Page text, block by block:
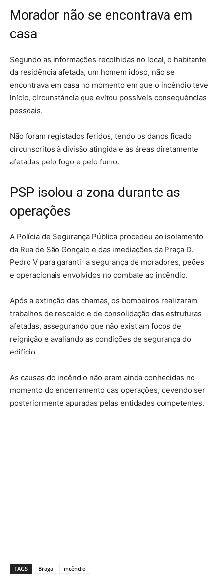
Morador não se encontrava em
casa
Segundo as informações recolhidas no local, o habitante
da residência afetada, um homem idoso, não se
encontrava em casa no momento em que o incêndio teve
início, circunstância que evitou possíveis consequências
pessoais.
Não foram registados feridos, tendo os danos ficado
circunscritos à divisão atingida e às áreas diretamente
afetadas pelo fogo e pelo fumo.
PSP isolou a zona durante as
operações
A Polícia de Segurança Pública procedeu ao isolamento
da Rua de São Gonçalo e das imediações da Praça D.
Pedro V para garantir a segurança de moradores, peões
e operacionais envolvidos no combate ao incêndio.
Após a extinção das chamas, os bombeiros realizaram
trabalhos de rescaldo e de consolidação das estruturas
afetadas, assegurando que não existiam focos de
reignição e avaliando as condições de segurança do
edifício.
As causas do incêndio não eram ainda conhecidas no
momento do encerramento das operações, devendo ser
posteriormente apuradas pelas entidades competentes.
TAGS Braga incêndio